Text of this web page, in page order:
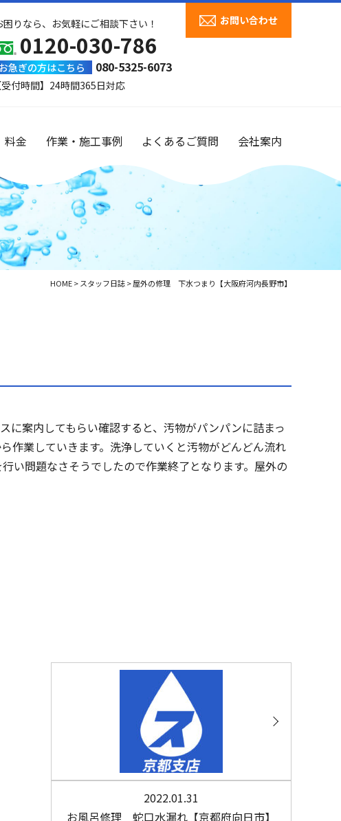
りなら、お気軽にご相談下さい！
0120-030-786
お急ぎの方はこちら 080-5325-6073
受付時間】24時間365日対応
お問い合わせ
料金 作業・施工事例 よくあるご質問 会社案内
HOME> スタッフ日誌>屋外の修理 下水つまり【大阪府河内長野市】
に案内してもらい確認すると、汚物がパンパンに詰まっ
作業していきます。洗浄していくと汚物がどんどん流れ
い問題なさそうでしたので作業終了となります。屋外の
2022.01.31
お風呂修理 蛇口水漏れ【京都府向日市】